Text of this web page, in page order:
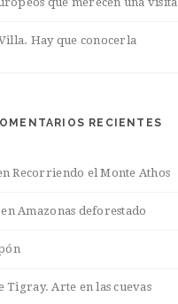
Hay que conocerla
RECIENTES
Recorriendo el Monte Athos
enAmazonas deforestado
Tigray. Arte en las cuevas